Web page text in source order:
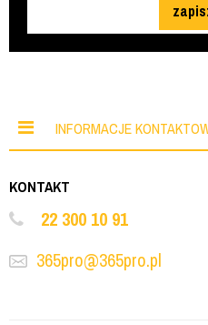
INFORMACJE
KONTAKT
22 300 10 91
365pro@365pro.pl